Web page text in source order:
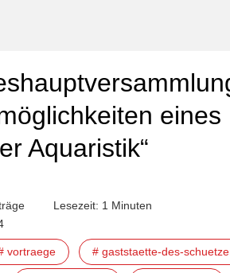
eines
Aquaristik“
Lesezeit: 1 Minuten
vortraege # gaststaette-des-